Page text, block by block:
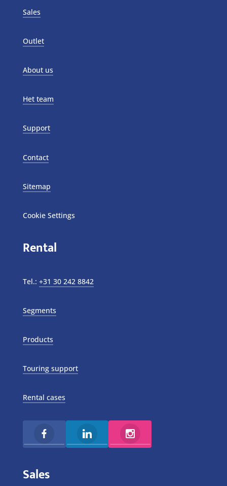
Sales
Outlet
About us
Het team
Support
Contact
Sitemap
Cookie Settings
Rental
Tel.: +31 30 242 8842
Segments
Products
Touring support
Rental cases
Sales